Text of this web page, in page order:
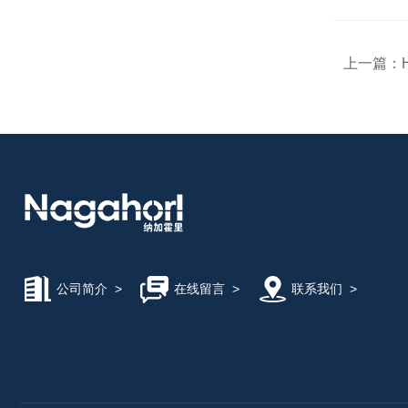
上一篇：
公司简介 > 在线留言> 联系我们 >